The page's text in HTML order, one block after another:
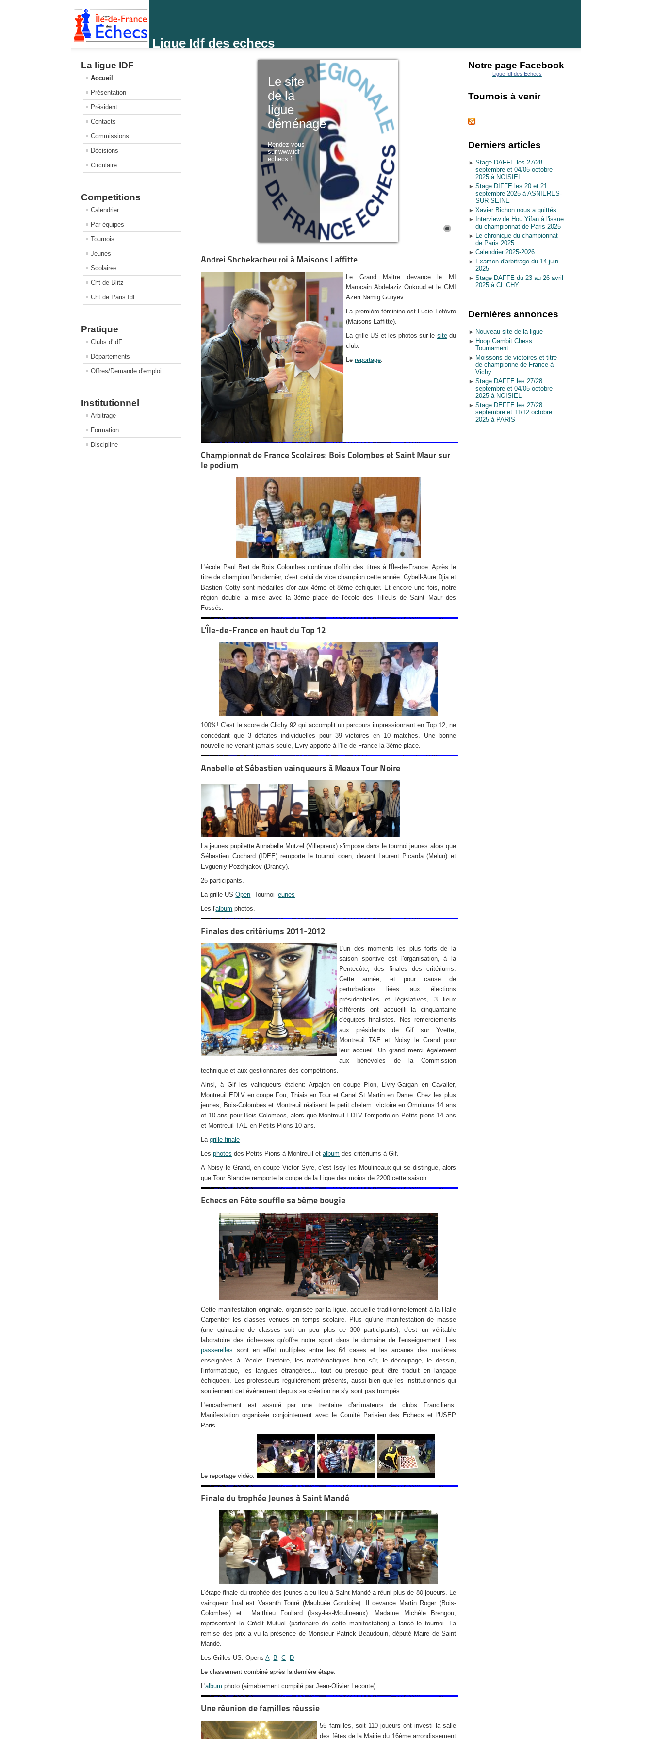
Ligue Idf des echecs
La ligue IDF
Accueil
Présentation
Président
Contacts
Commissions
Décisions
Circulaire
Competitions
Calendrier
Par équipes
Tournois
Jeunes
Scolaires
Cht de Blitz
Cht de Paris IdF
Pratique
Clubs d'IdF
Départements
Offres/Demande d'emploi
Institutionnel
Arbitrage
Formation
Discipline
Le site
de la
ligue
déménage
Rendez-vous
sur www.idf-
echecs.fr
Andrei Shchekachev roi à Maisons Laffitte
Le Grand Maitre devance le MI
Marocain Abdelaziz Onkoud et le GMI
Azéri Namig Guliyev.
La première féminine est Lucie Lefèvre
(Maisons Laffitte).
La grille US et les photos sur le sitedu
club.
Lereportage
Championnat de France Scolaires: Bois Colombes et Saint Maur sur
le podium
L'école Paul Bert de Bois Colombes continue d'offrir des titres à l'Île-de-France. Après le
titre de champion l'an dernier, c'est celui de vice champion cette année. Cybell-Aure Djia et
Bastien Cotty sont médailles d'or aux 4ème et 8ème échiquier. Et encore une fois, notre
région double la mise avec la 3ème place de l'école des Tilleuls de Saint Maur des
Fossés.
L'Île-de-France en haut du Top 12
100%! C'est le score de Clichy 92 qui accomplit un parcours impressionnant en Top 12, ne
concédant que 3 défaites individuelles pour 39 victoires en 10 matches. Une bonne
nouvelle ne venant jamais seule, Evry apporte à l'Ile-de-France la 3ème place.
Anabelle et Sébastien vainqueurs à Meaux Tour Noire
La jeunes pupilette Annabelle Mutzel (Villepreux) s'impose dans le tournoi jeunes alors que
Sébastien Cochard (IDEE) remporte le tournoi open, devant Laurent Picarda (Melun) et
Evgueniy Pozdnjakov (Drancy).
25 participants.
La grille USOpen Tournoijeunes
Les l'album photos.
Finales des critériums 2011-2012
L'un des moments les plus forts de la
saison sportive est l'organisation, à la
Pentecôte, des finales des critériums.
Cette année, et pour cause de
perturbations liées aux élections
présidentielles et législatives, 3 lieux
différents ont accueilli la cinquantaine
d'équipes finalistes. Nos remerciements
aux présidents de Gif sur Yvette,
Montreuil TAE et Noisy le Grand pour
leur accueil. Un grand merci également
aux bénévoles de la Commission
technique et aux gestionnaires des compétitions.
Ainsi, à Gif les vainqueurs étaient: Arpajon en coupe Pion, Livry-Gargan en Cavalier,
Montreuil EDLV en coupe Fou, Thiais en Tour et Canal St Martin en Dame. Chez les plus
jeunes, Bois-Colombes et Montreuil réalisent le petit chelem: victoire en Omniums 14 ans
et 10 ans pour Bois-Colombes, alors que Montreuil EDLV l'emporte en Petits pions 14 ans
et Montreuil TAE en Petits Pions 10 ans.
Lagrille finale
Lesphotos des Petits Pions à Montreuil etalbum des critériums à Gif.
A Noisy le Grand, en coupe Victor Syre, c'est Issy les Moulineaux qui se distingue, alors
que Tour Blanche remporte la coupe de la Ligue des moins de 2200 cette saison.
Echecs en Fête souffle sa 5ème bougie
Cette manifestation originale, organisée par la ligue, accueille traditionnellement à la Halle
Carpentier les classes venues en temps scolaire. Plus qu'une manifestation de masse
(une quinzaine de classes soit un peu plus de 300 participants), c'est un véritable
laboratoire des richesses qu'offre notre sport dans le domaine de l'enseignement. Les
passerelles sont en effet multiples entre les 64 cases et les arcanes des matières
enseignées à l'école: l'histoire, les mathématiques bien sûr, le découpage, le dessin,
l'informatique, les langues étrangères... tout ou presque peut être traduit en langage
échiquéen. Les professeurs régulièrement présents, aussi bien que les institutionnels qui
soutiennent cet évènement depuis sa création ne s'y sont pas trompés.
L'encadrement est assuré par une trentaine d'animateurs de clubs Franciliens.
Manifestation organisée conjointement avec le Comité Parisien des Echecs et l'USEP
Paris.
Le reportage vidéo.
Finale du trophée Jeunes à Saint Mandé
L'étape finale du trophée des jeunes a eu lieu à Saint Mandé a réuni plus de 80 joueurs. Le
vainqueur final est Vasanth Touré (Maubuée Gondoire). Il devance Martin Roger (Bois-
Colombes) et Matthieu Fouliard (Issy-les-Moulineaux). Madame Michèle Brengou,
représentant le Crédit Mutuel (partenaire de cette manifestation) a lancé le tournoi. La
remise des prix a vu la présence de Monsieur Patrick Beaudouin, député Maire de Saint
Mandé.
Les Grilles US: OpensA B C D
Le classement combiné après la dernière étape.
L'album photo (aimablement compilé par Jean-Olivier Leconte).
Une réunion de familles réussie
55 familles, soit 110 joueurs ont investi la salle
des fêtes de la Mairie du 16ème arrondissement
Notre page Facebook
Ligue Idf des Echecs
Tournois à venir
Derniers articles
Stage DAFFE les 27/28
septembre et 04/05 octobre
2025 à NOISIEL
Stage DIFFE les 20 et 21
septembre 2025 à ASNIERES-
SUR-SEINE
Xavier Bichon nous a quittés
Interview de Hou Yifan à l'issue
du championnat de Paris 2025
Le chronique du championnat
de Paris 2025
Calendrier 2025-2026
Examen d'arbitrage du 14 juin
2025
Stage DAFFE du 23 au 26 avril
2025 à CLICHY
Dernières annonces
Nouveau site de la ligue
Hoop Gambit Chess
Tournament
Moissons de victoires et titre
de championne de France à
Vichy
Stage DAFFE les 27/28
septembre et 04/05 octobre
2025 à NOISIEL
Stage DEFFE les 27/28
septembre et 11/12 octobre
2025 à PARIS